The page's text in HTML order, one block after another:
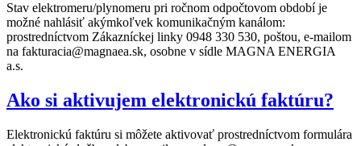
Stav elektromeru/plynomeru pri ročnom odpočtovom období je
možné nahlásiť akýmkoľvek komunikačným kanálom:
prostredníctvom Zákazníckej linky 0948 330 530, poštou, e-mailom
na fakturacia@magnaea.sk, osobne v sídle MAGNA ENERGIA
a.s.
Ako si aktivujem elektronickú faktúru?
Elektronickú faktúru si môžete aktivovať prostredníctvom formulára